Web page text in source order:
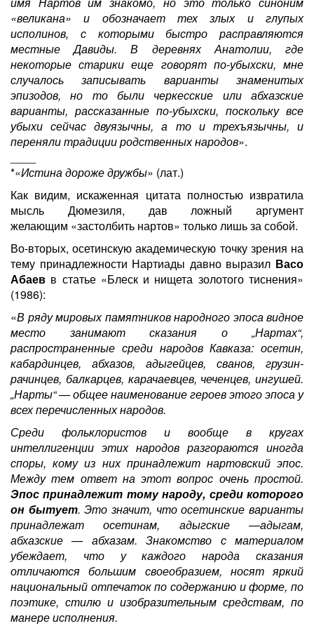
«великана» и обозначает тех злых и глупых
исполинов, с которыми быстро расправляются
местные Давиды. В деревнях Анатолии, где
некоторые старики еще говорят по-убыхски, мне
случалось записывать варианты знаменитых
эпизодов, но то были черкесские или абхазские
варианты, рассказанные по-убыхски, поскольку все
убыхи сейчас двуязычны, а то и трехъязычны, и
переняли традиции родственных народов».
*«Истина дороже дружбы» (лат.)
Как видим, искаженная цитата полностью извратила
мысль Дюмезиля, дав ложный аргумент
желающим «застолбить нартов» только лишь за собой.
Во-вторых, осетинскую академическую точку зрения на
тему принадлежности Нартиады давно выразил Васо
Абаев в статье «Блеск и нищета золотого тиснения»
(1986):
«В ряду мировых памятников народного эпоса видное
место занимают сказания о „Нартах“,
распространенные среди народов Кавказа: осетин,
кабардинцев, абхазов, адыгейцев, сванов, грузин-
рачинцев, балкарцев, карачаевцев, чеченцев, ингушей.
„Нарты“ — общее наименование героев этого эпоса у
всех перечисленных народов.
Среди фольклористов и вообще в кругах
интеллигенции этих народов разгораются иногда
споры, кому из них принадлежит нартовский эпос.
Между тем ответ на этот вопрос очень простой.
Эпос принадлежит тому народу, среди которого
он бытует. Это значит, что осетинские варианты
принадлежат осетинам, адыгские —адыгам,
абхазские — абхазам. Знакомство с материалом
убеждает, что у каждого народа сказания
отличаются большим своеобразием, носят яркий
национальный отпечаток по содержанию и форме, по
поэтике, стилю и изобразительным средствам, по
манере исполнения.